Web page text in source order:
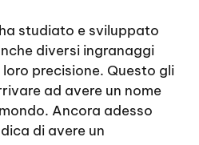
studiato e sviluppato
diversi ingranaggi
precisione. Questo gli
ad avere un nome
Ancora adesso
di avere un